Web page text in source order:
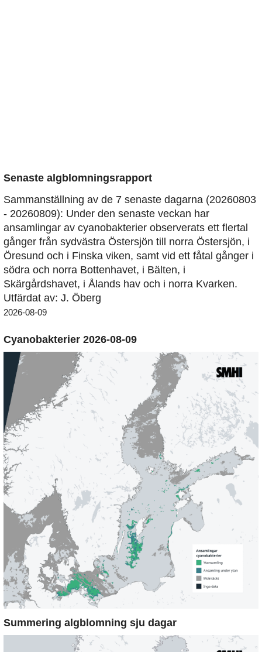
Senaste algblomningsrapport
Sammanställning av de 7 senaste dagarna (20260803
- 20260809): Under den senaste veckan har
ansamlingar av cyanobakterier observerats ett flertal
gånger från sydvästra Östersjön till norra Östersjön, i
Öresund och i Finska viken, samt vid ett fåtal gånger i
södra och norra Bottenhavet, i Bälten, i
Skärgårdshavet, i Ålands hav och i norra Kvarken.
Utfärdat av: J. Öberg
2026-08-09
Cyanobakterier 2026-08-09
Summering algblomning sju dagar